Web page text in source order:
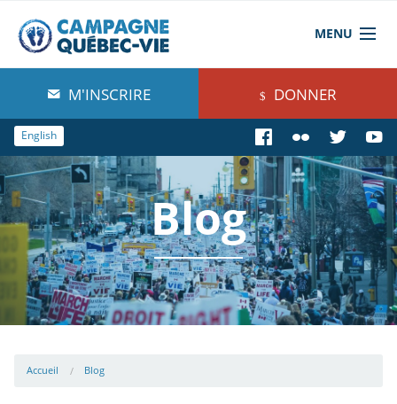
MENU
À propos de nous
Blog
Comprendre
Agir
Boutique
M'INSCRIRE DONNER
English
Blog
Accueil Blog